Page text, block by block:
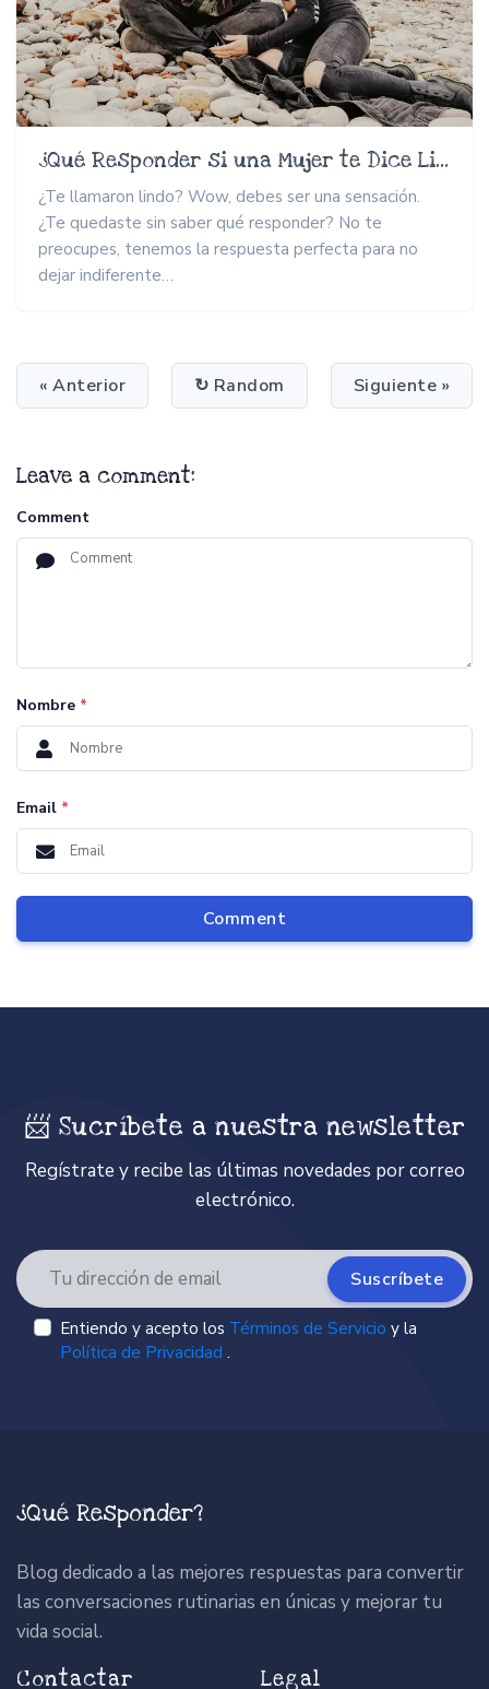
¿Qué Responder si una Mujer te Dice Lindo?
¿Te llamaron lindo? Wow, debes ser una sensación.
¿Te quedaste sin saber qué responder? No te
preocupes, tenemos la respuesta perfecta para no
dejar indiferente…
« Anterior ↻ Random Siguiente »
Leave a comment:
Comment
Nombre *
Email *
Comment
📨 Sucríbete a nuestra newsletter
Regístrate y recibe las últimas novedades por correo
electrónico.
Suscríbete
Entiendo y acepto los Términos de Servicio y la
Política de Privacidad .
¿Qué Responder?
Blog dedicado a las mejores respuestas para convertir
las conversaciones rutinarias en únicas y mejorar tu
vida social.
Contactar Legal